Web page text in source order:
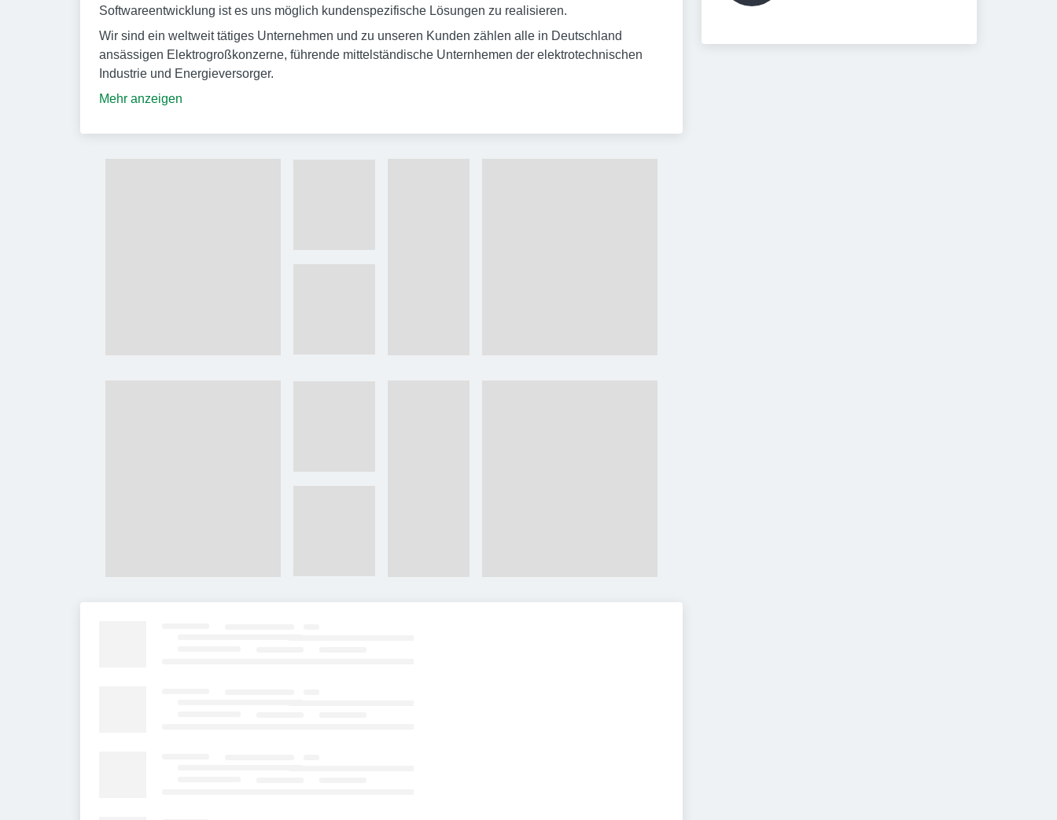
Softwareentwicklung ist es uns möglich kundenspezifische Lösungen zu realisieren.
Wir sind ein weltweit tätiges Unternehmen und zu unseren Kunden zählen alle in Deutschland
ansässigen Elektrogroßkonzerne, führende mittelständische Unternhemen der elektrotechnischen
Industrie und Energieversorger.
Mehr anzeigen